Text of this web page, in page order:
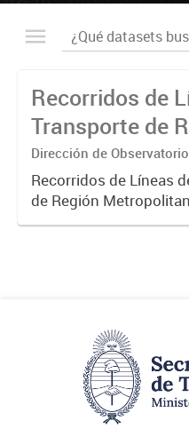
Recorridos de
Transporte de
Metropolitana
Buenos Aires
Dirección de
Transporte, Estudio y
Recorridos de Líneas
de Región
Aires (RMBA).-